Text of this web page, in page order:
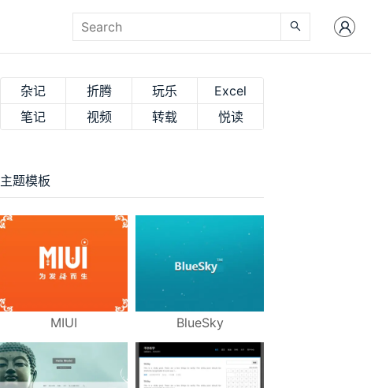
杂记 折腾 玩乐
Excel
笔记
视频 转载 悦读
主题模板
MIUI BlueSky